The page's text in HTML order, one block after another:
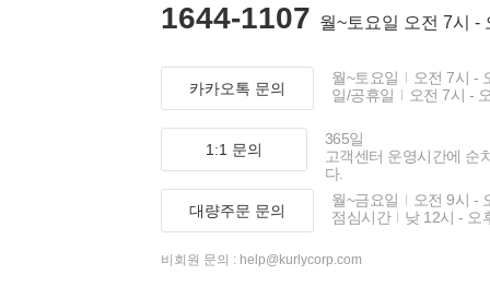
1644-1107 월~토요일 오전 7시 -
카카오톡 문의
월~토요일
오전 7시 -
일/공휴일
오전 7시 -
1:1 문의
365일
고객센터 운영시간에 순
다.
대량주문 문의
월~금요일
오전 9시 -
점심시간
낮 12시 - 오
비회원 문의 : help@kurlycorp.com